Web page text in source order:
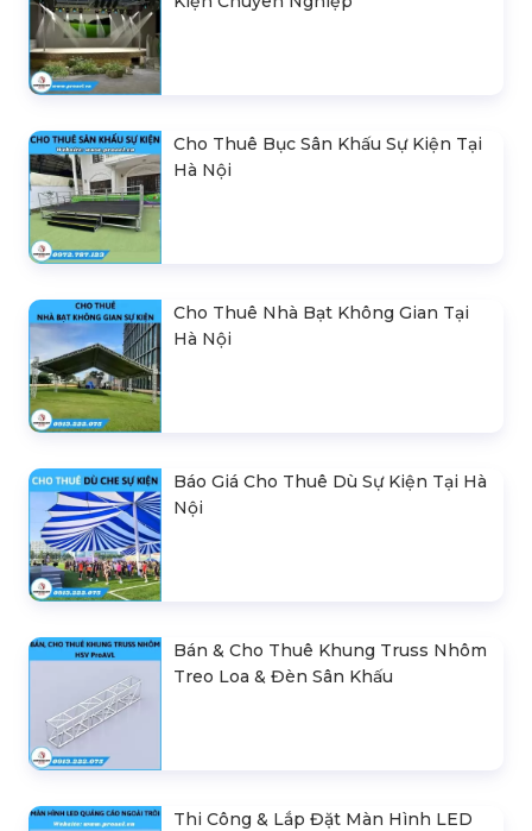
Cho Thuê Bục Sân Khấu Sự Kiện Tại
Hà Nội
Cho Thuê Nhà Bạt Không Gian Tại
Hà Nội
Báo Giá Cho Thuê Dù Sự Kiện Tại Hà
Nội
Bán & Cho Thuê Khung Truss Nhôm
Treo Loa & Đèn Sân Khấu
Thi Công & Lắp Đặt Màn Hình LED